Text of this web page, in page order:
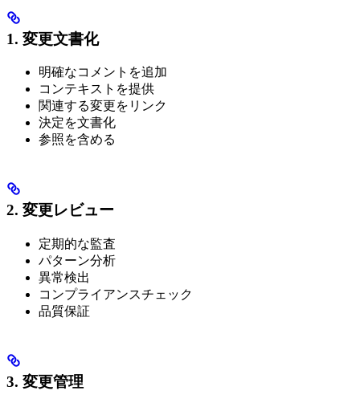
1. 変更文書化
明確なコメントを追加
コンテキストを提供
関連する変更をリンク
決定を文書化
参照を含める
2. 変更レビュー
定期的な監査
パターン分析
異常検出
コンプライアンスチェック
品質保証
3. 変更管理